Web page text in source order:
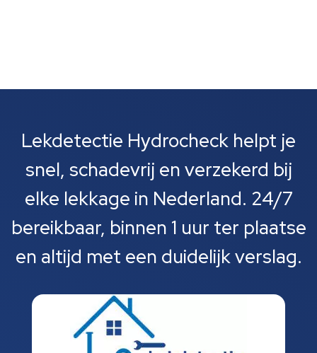
Lekdetectie Hydrocheck helpt je
snel, schadevrij en verzekerd bij
elke lekkage in Nederland. 24/7
bereikbaar, binnen 1 uur ter plaatse
en altijd met een duidelijk verslag.